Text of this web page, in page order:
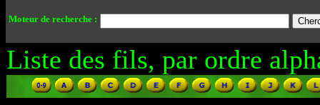
Moteur de recherche :
Liste des fils, par ordre